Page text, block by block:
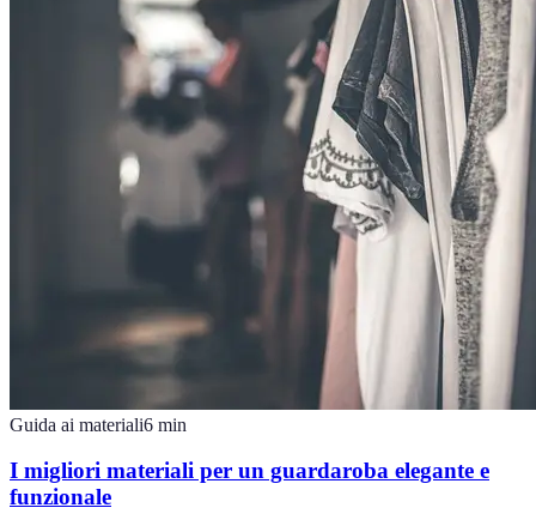
Guida ai materiali6 min
I migliori materiali per un guardaroba elegante e
funzionale